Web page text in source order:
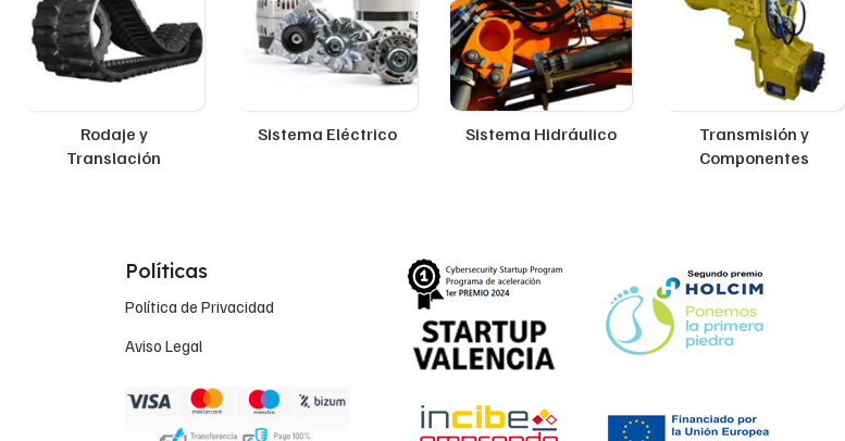
Rodaje y
Translación
Sistema Eléctrico Sistema Hidráulico
Transmisión y
Componentes
Políticas
Política de Privacidad
Aviso Legal